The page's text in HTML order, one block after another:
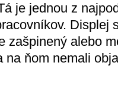
je jednou z
Displej
zašpinený alebo
na ňom nemali